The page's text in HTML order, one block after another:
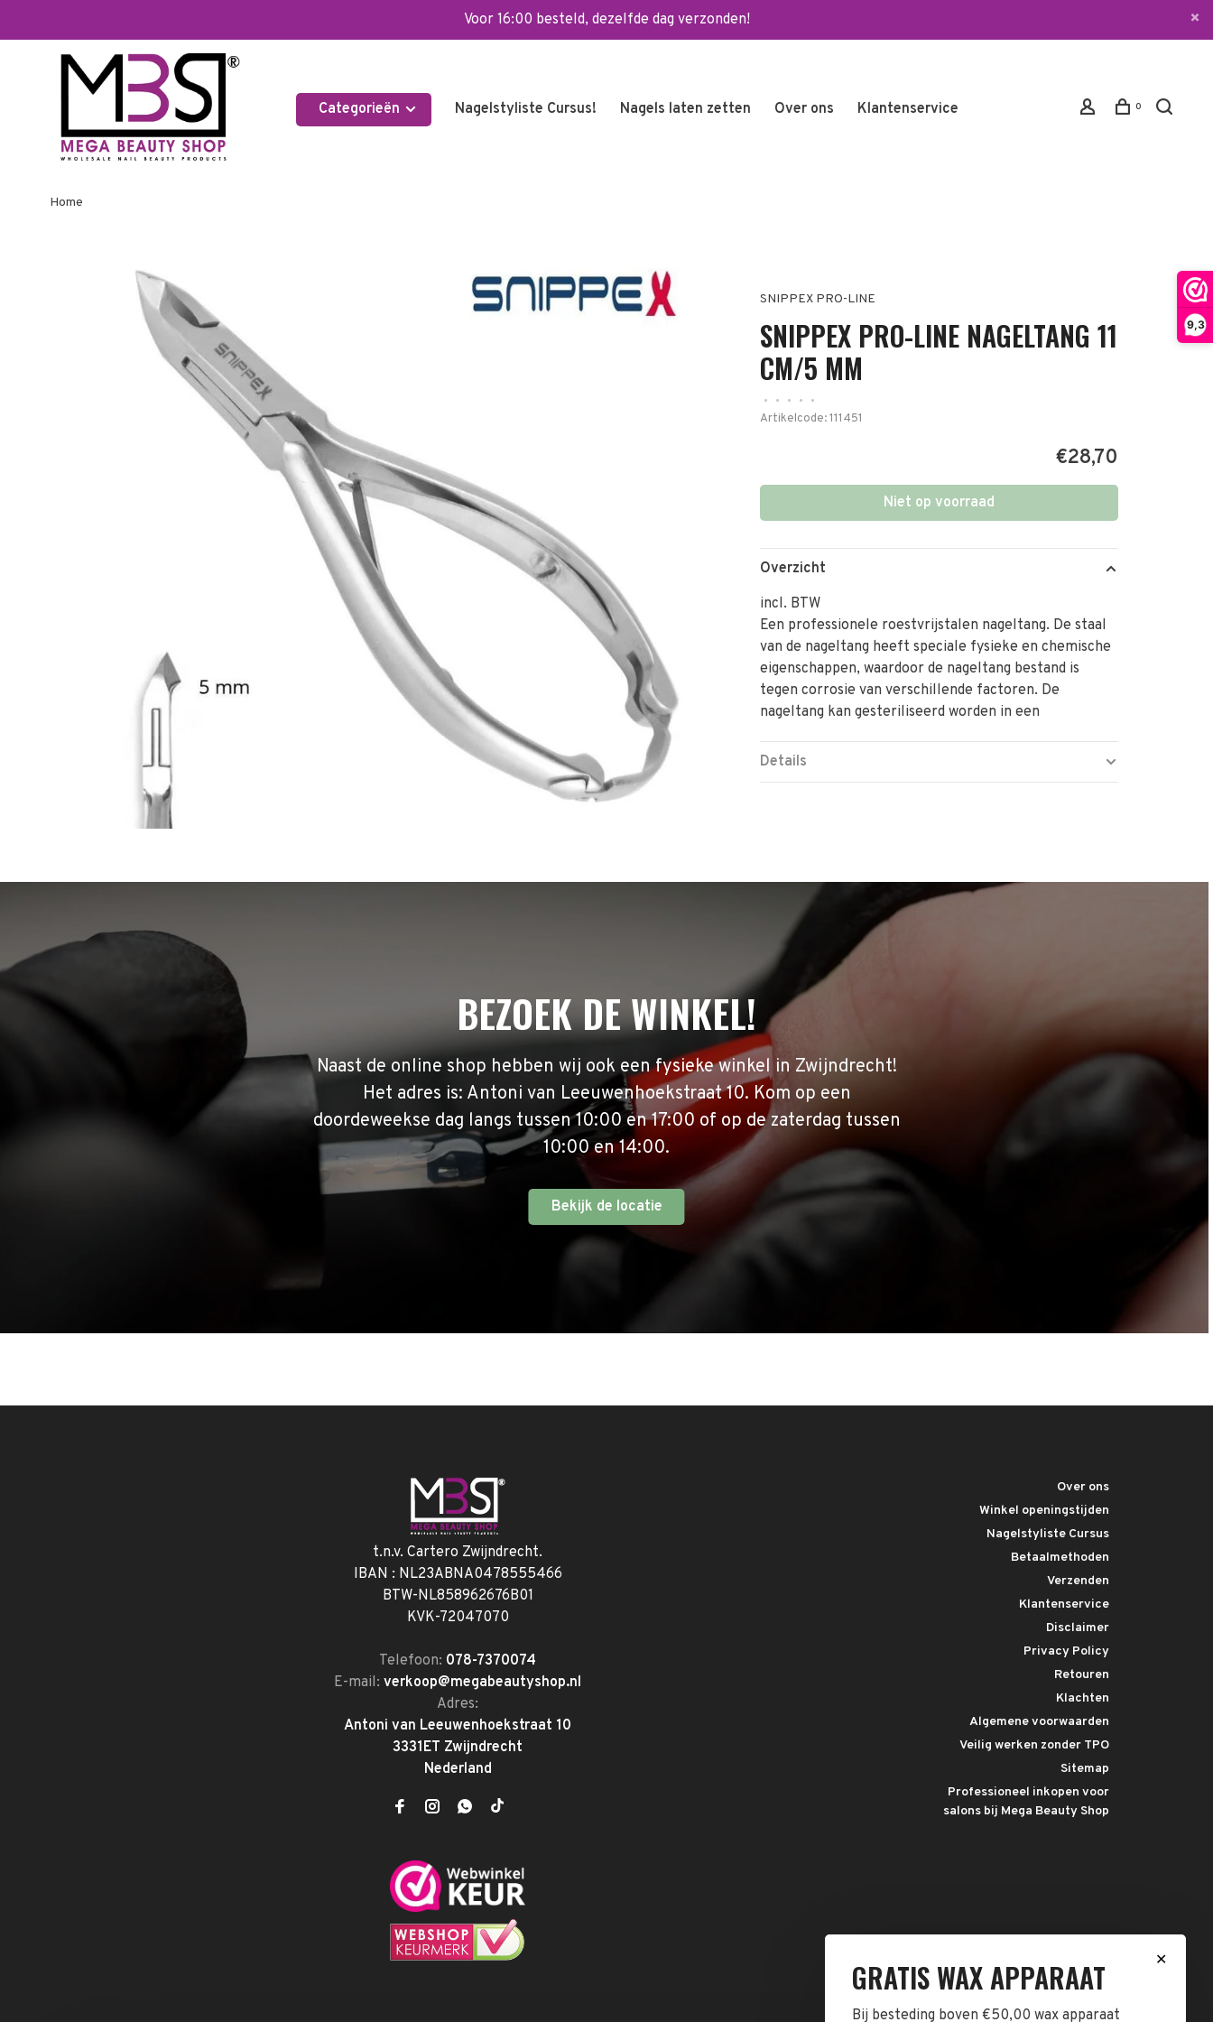
9,3
Voor 16:00 besteld, dezelfde dag verzonden!
Categorieën Nagelstyliste Cursus! Nagels laten zetten Over ons Klantenservice 0
Home
SNIPPEX PRO-LINE
SNIPPEX PRO-LINE NAGELTANG 11
CM/5 MM
• • • •
•
Artikelcode:111451
€28,70
Niet op voorraad
Overzicht
incl. BTW
Een professionele roestvrijstalen nageltang. De staal
van de nageltang heeft speciale fysieke en chemische
eigenschappen, waardoor de nageltang bestand is
tegen corrosie van verschillende factoren. De
nageltang kan gesteriliseerd worden in een
Details
BEZOEK DE WINKEL!
Naast de online shop hebben wij ook een fysieke winkel in Zwijndrecht!
Het adres is: Antoni van Leeuwenhoekstraat 10. Kom op een
doordeweekse dag langs tussen 10:00 en 17:00 of op de zaterdag tussen
10:00 en 14:00.
Bekijk de locatie
t.n.v. Cartero Zwijndrecht.
IBAN : NL23ABNA0478555466
BTW-NL858962676B01
KVK-72047070
Telefoon: 078-7370074
E-mail:verkoop@megabeautyshop.nl
Adres:
Antoni van Leeuwenhoekstraat 10
3331ET Zwijndrecht
Nederland
Over ons
Winkel openingstijden
Nagelstyliste Cursus
Betaalmethoden
Verzenden
Klantenservice
Disclaimer
Privacy Policy
Retouren
Klachten
Algemene voorwaarden
Veilig werken zonder TPO
Sitemap
Professioneel inkopen voor
salons bij Mega Beauty Shop
✕
GRATIS WAX APPARAAT
Bij besteding boven €50,00 wax apparaat